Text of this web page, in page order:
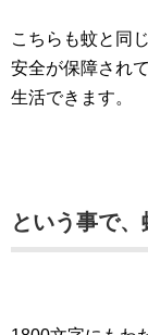
こちらも蚊と同
安全が保障され
生活できます。
という事で、